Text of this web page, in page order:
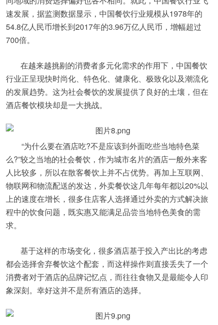
速发展，据监测数据显示，中国餐饮行业规模从1978年的
54.8亿人民币增长到2017年的3.96万亿人民币，增幅超过
700倍。
在越来越挑剔的消费者多元化需求的作用下，中国餐饮
行业正呈现快时尚化、特色化、健康化、极致化以及潮流化
的发展趋势。这为社会餐饮的发展提供了良好的土壤，但在
酒店餐饮模块却是一大挑战。
“为什么要在酒店吃?不是应该到外面吃些当地特色菜
么?”较之当地的社会餐饮，作为城市名片的酒店一般外来客
人比较多，所以在散客餐饮上并不占优势。再加上互联网、
物联网和物流配送的发达，外卖餐饮这几年每年都以20%以
上的速度在增长，很多住店客人选择通过外卖的方式解决旅
程中的饮食问题，既实惠又能满足品尝当地特色美食的需
求。
基于这样的市场变化，很多酒店基于投入产出比的考虑
都会选择舍弃餐饮这个配套，而这样操作则直接丢失了一个
消费者对于酒店的品牌记忆点，而往往食物又是最能令人印
象深刻。幸好这并不是所有酒店的选择。